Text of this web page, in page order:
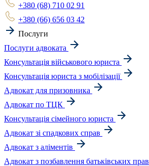
+380 (68) 710 02 91
+380 (66) 656 03 42
Послуги
Послуги адвоката
Консультація військового юриста
Консультація юриста з мобілізації
Адвокат для призовника
Адвокат по ТЦК
Консультація сімейного юриста
Адвокат зі спадкових справ
Адвокат з аліментів
Адвокат з позбавлення батьківських прав